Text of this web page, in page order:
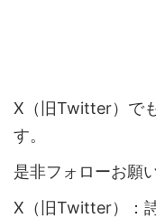
X（旧Twitter）で
す。
是非フォローお願
X（旧Twitter）：